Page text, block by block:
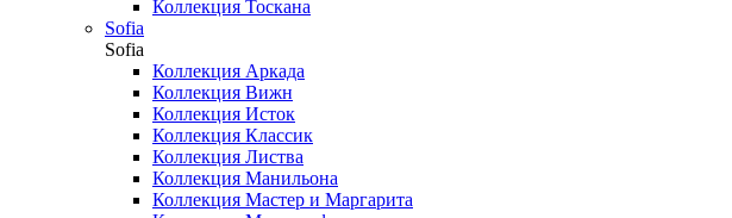
Коллекция Тоскана
Sofia
Sofia
Коллекция Аркада
Коллекция Вижн
Коллекция Исток
Коллекция Классик
Коллекция Листва
Коллекция Манильона
Коллекция Мастер и Маргарита